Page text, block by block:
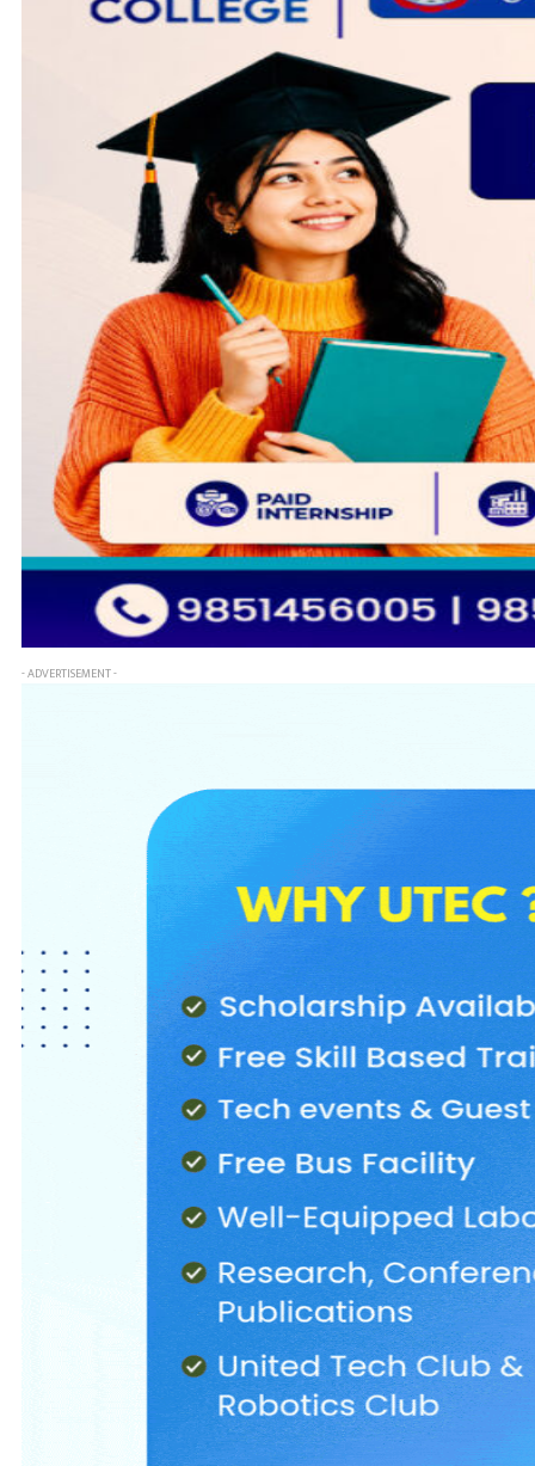
- ADVERTISEMENT -